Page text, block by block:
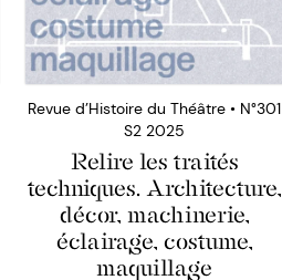
Revue d’Histoire du Théâtre • N°301
S2 2025
Relire les traités
techniques. Architecture,
décor, machinerie,
éclairage, costume,
maquillage